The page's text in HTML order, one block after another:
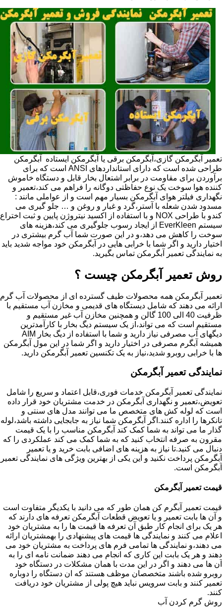
تعمیر آبگرمکن گازی،آبگرمکن برقی یا آبگرمکن ایستاده ​ آبگرمکن
طراحی شده است که دارای استانداردهای ANSI است که برای
برآوردن برای مقاومت در برابر اشتعال بخار قابل و دستگاه خاموش
کننده هوا سوخت یک نوع حفاظتی دوگانه را فراهم می کند،تعمیر و
نگهداری فیلتر هوای آبگرمکن بسیار مهم است و از عواملی مانند :
مسدود شدن شعله با آستر،گرد و غبار و روغن و … جلو گیری می
کندو با طراحی NOX و با استفاده از اکسید نیتروژن پایین و ثبت اختراع
سیستم EverKleen از ایجاد رسوب جلوگیری می کند،هزینه های
سوخت را کاهش می دهد،و در این صورت شما آب گرم بیشتری در
اختیار دارید و اگر شما با خرابی هایی در آبگرمکن خود مواجه شدید باید
به نمایندگی تعمیر آبگرمکن تماس بگیرید.
روش تعمیر آبگرمکن چیست ؟
تعمیر آبگرمکن همه محصولات طیف گسترده ای از محصولات آب گرم
ارائه می دهند که شامل دیستگاه های قدیمی و مخازن آب مستقیم با
ظرفیت 40 الی 100 گالن و همچنین مخازن آب غیر مستقیم و
مستقیم است که می تواند،از یک سیستم دیگ بخار با کارآمدترین
دیگهای آب مصرفی نیاز دارید و شما با استفاده از دیگ بخار AIM
همیشه آبگرم مصرفی در اختیار دارید و اگر شما در این مول آبگرمکن
ها با خرابی روبرو شدید،نیاز به یک تکنسین تعمیر آبگرمکن دارید.
نمایندگی تعمیر آبگرمکن
نمایندگی تعمیر آبگرمکن خدمات فوری،قابل اعتماد و سریع را شامل
تعویض،تعمیر و نگهداری آبگرمکن در خدمت مشتریان خود قرار داده
است که لوله کش های متخصص ما می توانند مدل های سنتی و
تانکرها را اداره کنند.اگر آبگرمکن شما نیاز به جابجایی داشته باشد،لوله
گذار ما می تواند به شما کمک کند آبگرمکن مناسب را با یک قیمت
مقرون به صرفه انتخاب کنید که به شما کمک می کند عملکردی را که
دنبال می کنید.تا نیاز به هزینه های اضافی بابت خرید و یا تعمیر
آبگرمکن پرداخت نکنید و این یکی از بهترین ویژگی های نمایندگی تعمیر
آبگرمکن است.
قیمت تعمیر آبگرمکن
قیمت تعمیر آبگرم کن همان طور که می دانید با یکدیگر متفاوت است
و آن ها بابت تعمیر و یا تعویض قطعات آبگرمکن تعرفه های دارند که
هر یک برای انجام کار طبق آن تعرفه ها قیمت ها را به مشتریان خود
اعلام می کنند و نمایندگی ها قیمت های پیشنهادی را بهمشتریان ارائه
می دهند،و نمایندگی ها تمامی فرم های پرداخت به مشتریان خود می
دهند و هر یک بابت این کاری که انجام می دهند ضمانت نامه ای را به
آن ها می دهند و اگر در این مدت با همان مشکلات در دستگاه خود
روبرو شده باشند متخصصان موظف هستند که ان دستگاه را دوباره
تعمیر کنند و بابت سرویس نباید هیچ پولی از مشتریان خود دریافت
کنند.
روش گرم کردن آب